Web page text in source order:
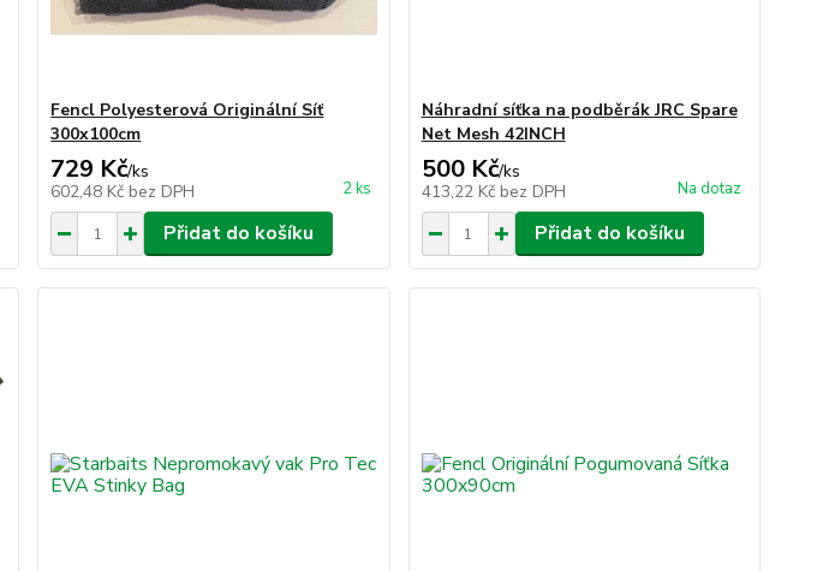
Fencl Polyesterová Originální Síť
300x100cm
729 Kč/ks
602,48 Kč bez DPH 2 ks
Přidat do košíku
Náhradní síťka na podběrák JRC Spare
Net Mesh 42INCH
500 Kč/ks
413,22 Kč bez DPH Na dotaz
Přidat do košíku